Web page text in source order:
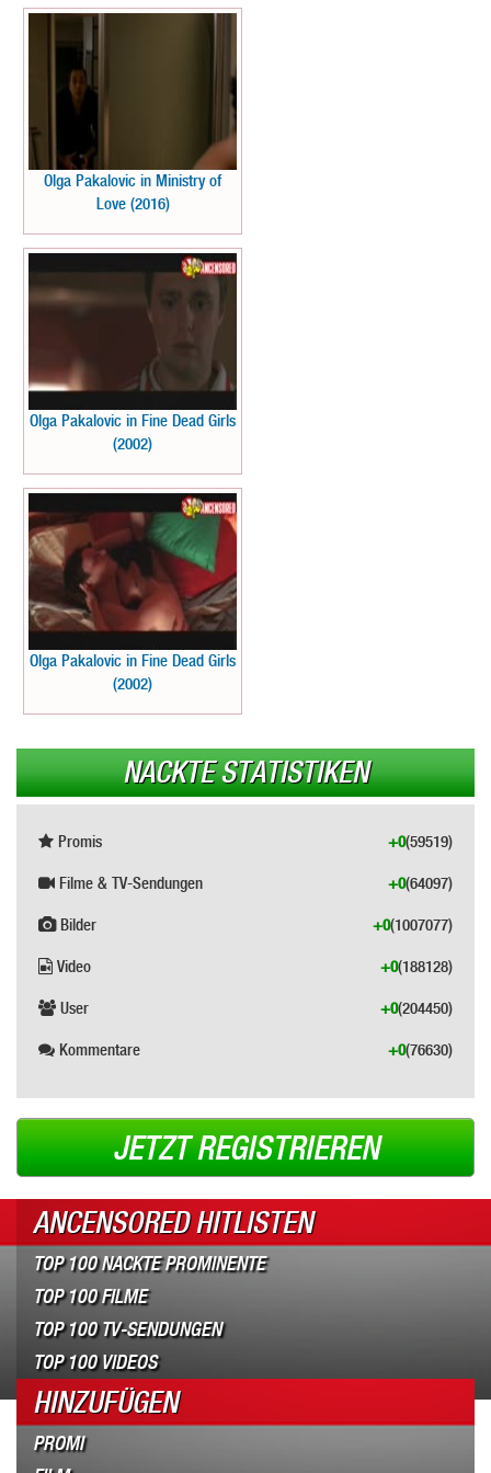
Olga Pakalovic in Ministry of
Love (2016)
Olga Pakalovic in Fine Dead Girls
(2002)
Olga Pakalovic in Fine Dead Girls
(2002)
NACKTE STATISTIKEN
Promis (59519)
+0
Filme & TV-Sendungen (64097)
+0
Bilder (1007077)
+0
Video (188128)
+0
User (204450)
+0
Kommentare (76630)
+0
JETZT REGISTRIEREN
ANCENSORED HITLISTEN
TOP 100 NACKTE PROMINENTE
TOP 100 FILME
TOP 100 TV-SENDUNGEN
TOP 100 VIDEOS
HINZUFÜGEN
PROMI